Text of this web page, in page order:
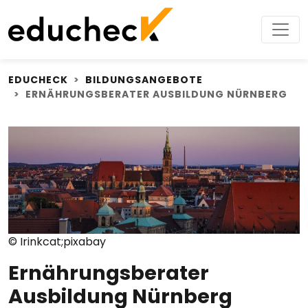
EDUCHECK
BILDUNGSANGEBOTE
ERNÄHRUNGSBERATER AUSBILDUNG NÜRNBERG
© Irinkcat;pixabay
Ernährungsberater
Ausbildung Nürnberg